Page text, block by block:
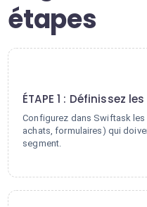
étapes
ÉTAPE 1 : Définissez
Configurez dans Swiftask
achats, formulaires) qui
segment.